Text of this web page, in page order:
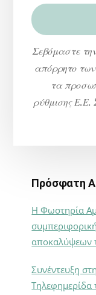
Σεβόμαστε
απόρρητο
τα
ρύθμισης
Πρόσφατη
Η Φωστηρία
αποκαλύψεων
Συνέντευξη
Τηλεφημερίδα